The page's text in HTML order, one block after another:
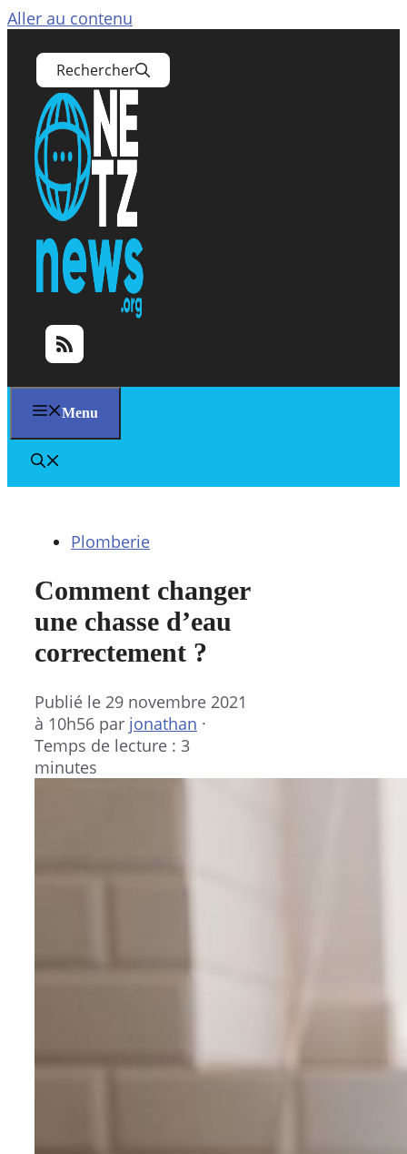
Aller au contenu
Rechercher
Menu
Plomberie
Comment changer
une chasse d’eau
correctement ?
Publié le 29 novembre 2021
à 10h56 par jonathan ·
Temps de lecture : 3
minutes